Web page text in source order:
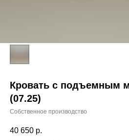
Кровать с подъемным
(07.25)
Собственное производство
40 650 р.